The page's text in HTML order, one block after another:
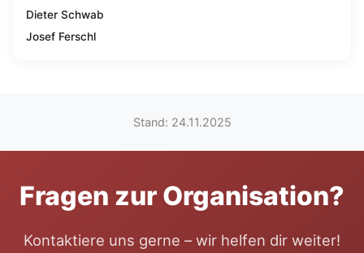
Dieter Schwab
Josef Ferschl
Stand: 24.11.2025
Fragen zur Organisation?
Kontaktiere uns gerne – wir helfen dir weiter!